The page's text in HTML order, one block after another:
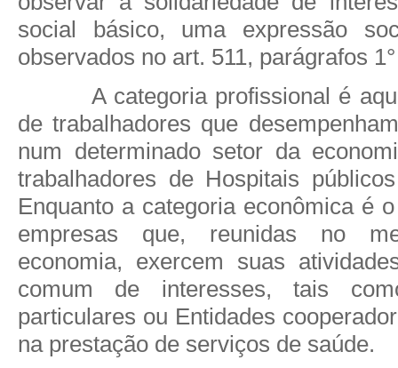
social básico, uma expressão
observados no art. 511, parágrafos
A categoria profissional é
de trabalhadores que
num determinado setor da
trabalhadores de Hospitais
Enquanto a categoria econômica é
empresas que, reunidas no
economia, exercem suas
comum de interesses, tais
particulares ou Entidades
na prestação de serviços de saúde.